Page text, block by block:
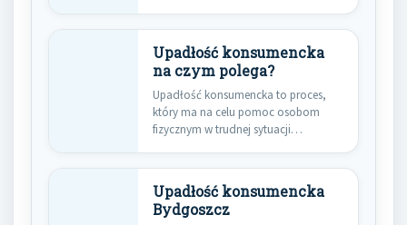
Upadłość konsumencka
na czym polega?
Upadłość konsumencka to proces,
który ma na celu pomoc osobom
fizycznym w trudnej sytuacji
Upadłość konsumencka
Bydgoszcz